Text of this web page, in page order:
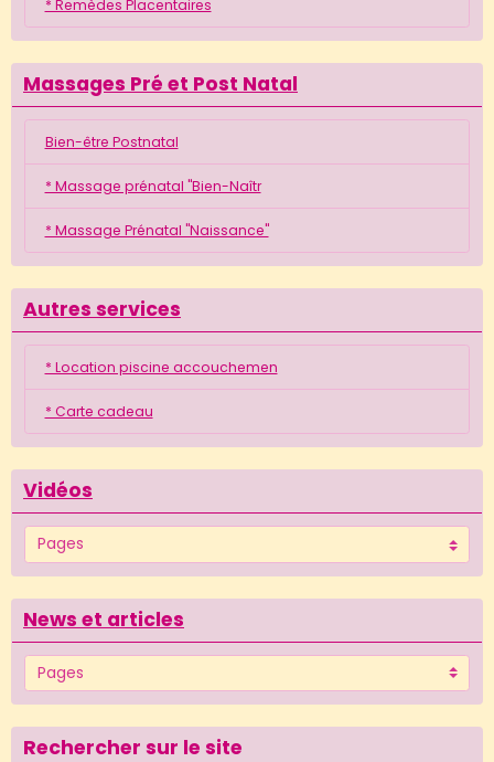
* Remèdes Placentaires
Massages Pré et Post Natal
Bien-être Postnatal
* Massage prénatal "Bien-Naîtr
* Massage Prénatal "Naissance"
Autres services
* Location piscine accouchemen
* Carte cadeau
Vidéos
News et articles
Rechercher sur le site